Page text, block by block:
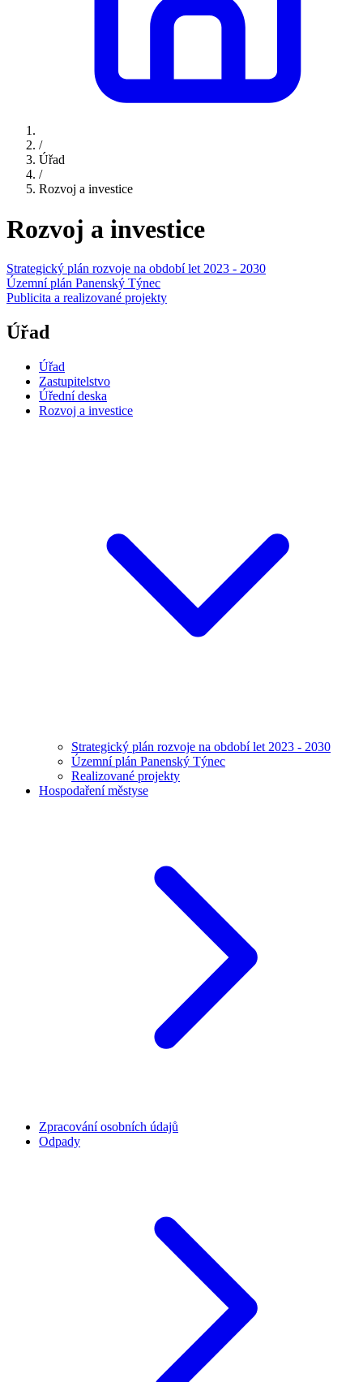
/
Úřad
/
Rozvoj a investice
Rozvoj a investice
Strategický plán rozvoje na období let 2023 - 2030
Územní plán Panenský Týnec
Publicita a realizované projekty
Úřad
Úřad
Zastupitelstvo
Úřední deska
Rozvoj a investice
Strategický plán rozvoje na období let 2023 - 2030
Územní plán Panenský Týnec
Realizované projekty
Hospodaření městyse
Zpracování osobních údajů
Odpady